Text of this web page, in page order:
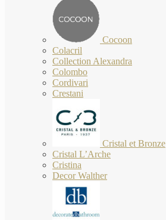
Cocoon
Colacril
Collection Alexandra
Colombo
Cordivari
Crestani
Cristal et Bronze
Cristal L’Arche
Cristina
Decor Walther